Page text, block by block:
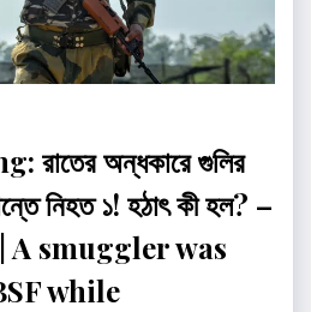
অন্ধকারে গুলির
নিহত ১! হঠাৎ কী হল? –
A smuggler was
while